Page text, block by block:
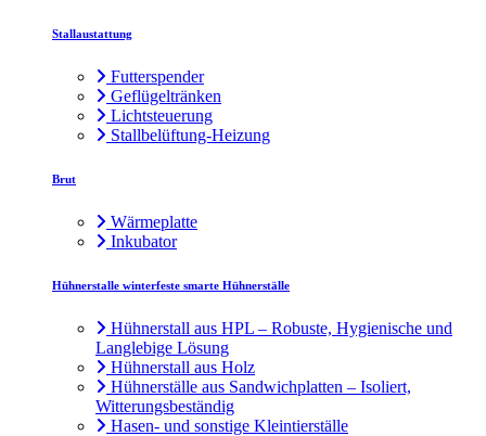
Stallaustattung
Futterspender
Geflügeltränken
Lichtsteuerung
Stallbelüftung-Heizung
Brut
Wärmeplatte
Inkubator
Hühnerstalle winterfeste smarte Hühnerställe
Hühnerstall aus HPL – Robuste, Hygienische und
Langlebige Lösung
Hühnerstall aus Holz
Hühnerställe aus Sandwichplatten – Isoliert,
Witterungsbeständig
Hasen- und sonstige Kleintierställe